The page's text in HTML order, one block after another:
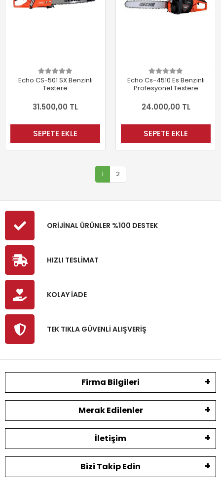
Echo CS-501 SX Benzinli
Testere
31.500,00 TL
SEPETE EKLE
Echo Cs-4510 Es Benzinli
Profesyonel Testere
24.000,00 TL
SEPETE EKLE
1 2
ORİJİNAL ÜRÜNLER %100 DESTEK
HIZLI TESLİMAT
KOLAY İADE
TEK TIKLA GÜVENLİ ALIŞVERİŞ
Firma Bilgileri
Merak Edilenler
İletişim
Bizi Takip Edin